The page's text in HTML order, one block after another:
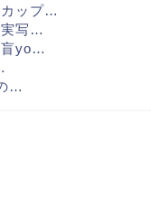
ップ…
実写…
盲yo…
…